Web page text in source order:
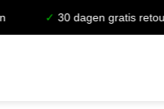
✓30 dagen gratis retour